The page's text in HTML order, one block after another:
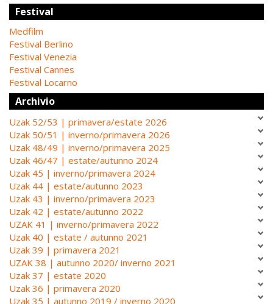
Festival
Medfilm
Festival Berlino
Festival Venezia
Festival Cannes
Festival Locarno
Archivio
Uzak 52/53 | primavera/estate 2026
Uzak 50/51 | inverno/primavera 2026
Uzak 48/49 | inverno/primavera 2025
Uzak 46/47 | estate/autunno 2024
Uzak 45 | inverno/primavera 2024
Uzak 44 | estate/autunno 2023
Uzak 43 | inverno/primavera 2023
Uzak 42 | estate/autunno 2022
UZAK 41 | inverno/primavera 2022
Uzak 40 | estate / autunno 2021
Uzak 39 | primavera 2021
UZAK 38 | autunno 2020/ inverno 2021
Uzak 37 | estate 2020
Uzak 36 | primavera 2020
Uzak 35 | autunno 2019 / inverno 2020